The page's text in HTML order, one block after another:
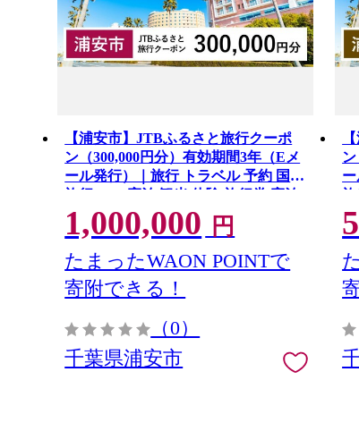
【浦安市】JTBふるさと旅行クーポ
ン（300,000円分）有効期間3年（Eメ
ール発行）｜旅行 トラベル 予約 国内
旅行 JTB 宿泊 観光 体験 旅行券 宿泊
券 旅行予約 ホテル 旅館 チケット 子
供 子連れ カップル 家族 人気 おすす
め 旅行クーポン 店頭 オンライン ネ
ット予約 電話 有効期間3年
1,000,000 円
たまったWAON POINTで
寄附できる！
（0）
千葉県浦安市
券 旅
ッ